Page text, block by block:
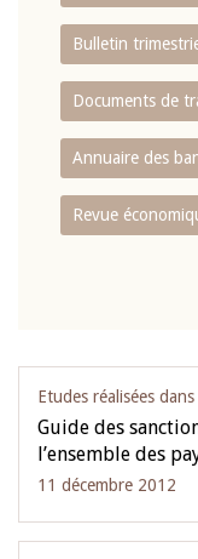
Bulletin
Documents de
Annuaire des
Revue
Etudes réalisées
Guide des
l’ensemble des
11 décembre 2012